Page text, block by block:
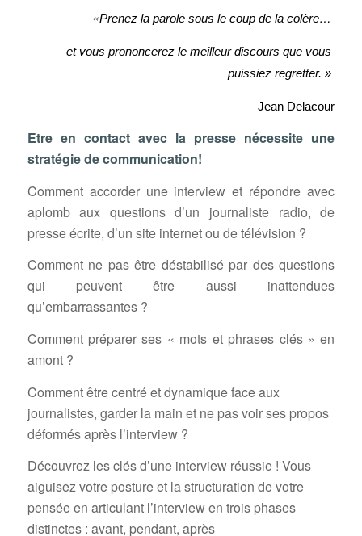
«Prenez la parole sous le coup de la colère…
et vous prononcerez le meilleur discours que vous
puissiez regretter. »
Jean Delacour
Etre en contact avec la presse nécessite une
stratégie de communication!
Comment accorder une interview et répondre avec
aplomb aux questions d’un journaliste radio, de
presse écrite, d’un site internet ou de télévision ?
Comment ne pas être déstabilisé par des questions
qui peuvent être aussi inattendues
qu’embarrassantes ?
Comment préparer ses « mots et phrases clés » en
amont ?
Comment être centré et dynamique face aux
journalistes, garder la main et ne pas voir ses propos
déformés après l’interview ?
Découvrez les clés d’une interview réussie ! Vous
aiguisez votre posture et la structuration de votre
pensée en articulant l’interview en trois phases
distinctes : avant, pendant, après